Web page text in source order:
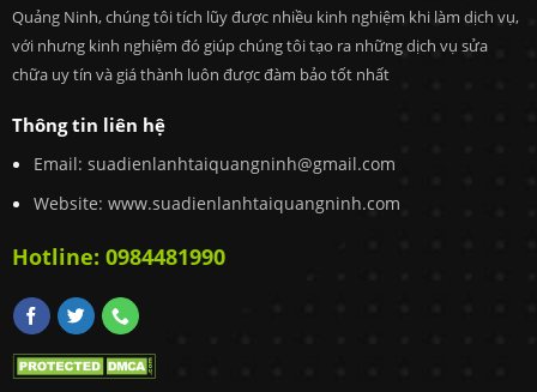
Quảng Ninh, chúng tôi tích lũy được nhiều kinh nghiệm khi làm dịch vụ,
với nhưng kinh nghiệm đó giúp chúng tôi tạo ra những dịch vụ sửa
chữa uy tín và giá thành luôn được đàm bảo tốt nhất
Thông tin liên hệ
Email: suadienlanhtaiquangninh@gmail.com
Website: www.suadienlanhtaiquangninh.com
Hotline: 0984481990